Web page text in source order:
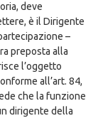
deve
è il Dirigente
–
preposta alla
l’oggetto
all’art. 84,
che la funzione
dirigente della